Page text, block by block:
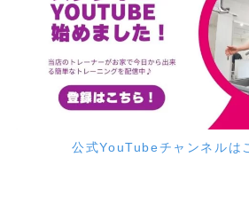
公式YouTubeチャンネルは